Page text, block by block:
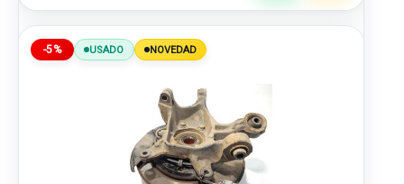
-5% USADO NOVEDAD